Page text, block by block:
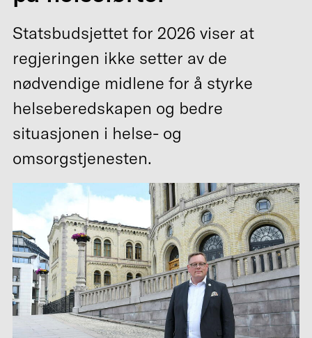
Statsbudsjettet for 2026 viser at
regjeringen ikke setter av de
nødvendige midlene for å styrke
helseberedskapen og bedre
situasjonen i helse- og
omsorgstjenesten.